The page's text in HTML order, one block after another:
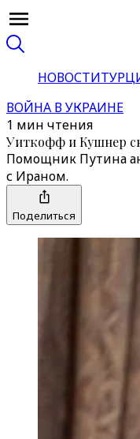
НОВОСТИ
ВОЙНА В УКРАИНЕ
1 мин чтения
Уиткофф и Кушнер
Помощник Путина
с Ираном.
Поделиться